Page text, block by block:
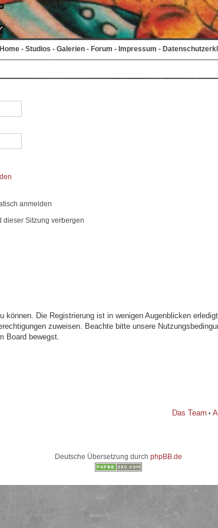
Home - Studios - Galerien - Forum - Impressum -
anmelden
dieser Sitzung verbergen
Die Registrierung ist in wenigen Augenblicken
zuweisen. Beachte bitte unsere
Board bewegst.
Das Team •
Deutsche Übersetzung durch phpBB.de